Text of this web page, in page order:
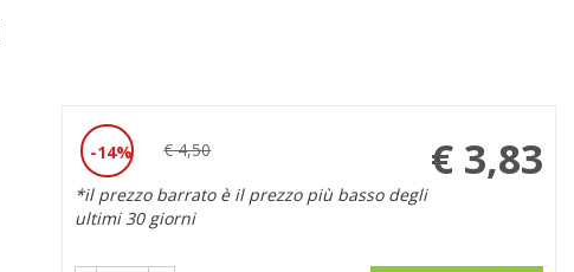
Sconto
14% € 4,50
Prezzo
scontato
€ 3,83
*il prezzo barrato è il prezzo più basso degli
ultimi 30 giorni